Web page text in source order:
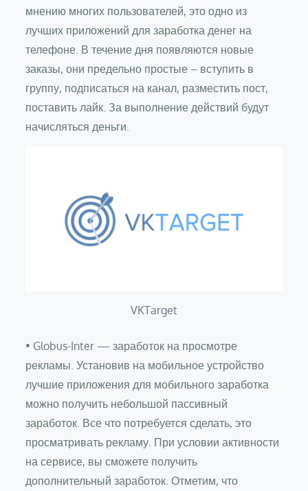
мнению многих пользователей, это одно из
лучших приложений для заработка денег на
телефоне. В течение дня появляются новые
заказы, они предельно простые – вступить в
группу, подписаться на канал, разместить пост,
поставить лайк. За выполнение действий будут
начисляться деньги.
VKTarget
• Globus-Inter — заработок на просмотре
рекламы. Установив на мобильное устройство
лучшие приложения для мобильного заработка
можно получить небольшой пассивный
заработок. Все что потребуется сделать, это
просматривать рекламу. При условии активности
на сервисе, вы сможете получить
дополнительный заработок. Отметим, что